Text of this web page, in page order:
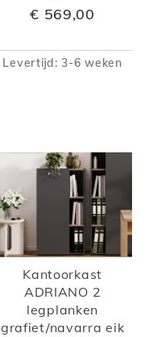
€ 569,00
Levertijd: 3-6 weken
Kantoorkast
ADRIANO 2
legplanken
grafiet/navarra eik